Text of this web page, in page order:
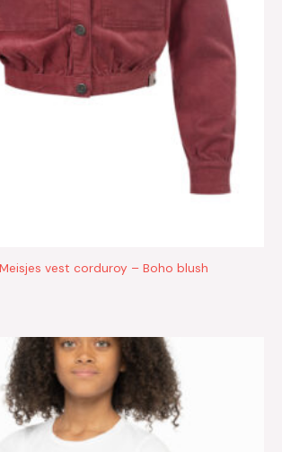
vest corduroy – Boho blush